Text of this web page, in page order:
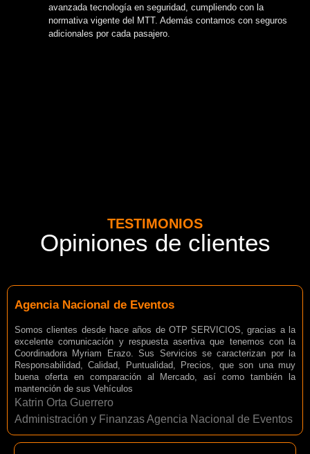
avanzada tecnología en seguridad, cumpliendo con la
normativa vigente del MTT. Además contamos con seguros
adicionales por cada pasajero.
TESTIMONIOS
Opiniones de clientes
Agencia Nacional de Eventos
Somos clientes desde hace años de OTP SERVICIOS, gracias a la
excelente comunicación y respuesta asertiva que tenemos con la
Coordinadora Myriam Erazo. Sus Servicios se caracterizan por la
Responsabilidad, Calidad, Puntualidad, Precios, que son una muy
buena oferta en comparación al Mercado, así como también la
mantención de sus Vehículos
Katrin Orta Guerrero
Administración y Finanzas Agencia Nacional de Eventos